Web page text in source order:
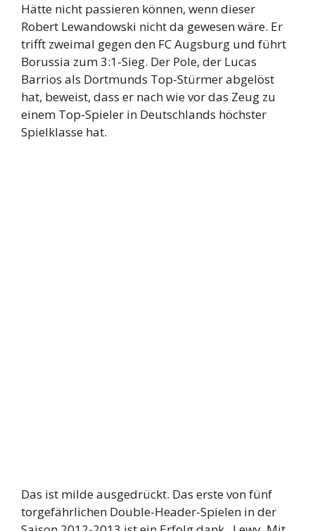
Hätte nicht passieren können, wenn dieser
Robert Lewandowski nicht da gewesen wäre. Er
trifft zweimal gegen den FC Augsburg und führt
Borussia zum 3:1-Sieg. Der Pole, der Lucas
Barrios als Dortmunds Top-Stürmer abgelöst
hat, beweist, dass er nach wie vor das Zeug zu
einem Top-Spieler in Deutschlands höchster
Spielklasse hat.
Das ist milde ausgedrückt. Das erste von fünf
torgefährlichen Double-Header-Spielen in der